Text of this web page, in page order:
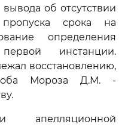
об отсутствии
срока на
определения
инстанции.
восстановлению,
Мороза Д.М. -
апелляционной